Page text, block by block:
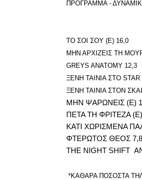
ΠΡΟΓΡΑΜΜΑ -
ΤΟ ΣΟΙ ΣΟΥ (Ε) 16,0
ΜΗΝ ΑΡΧΙΖΕΙΣ ΤΗ
GREYS ANATOMY 12,3
ΞΕΝΗ ΤΑΙΝΙΑ ΣΤΟ STAR
ΞΕΝΗ ΤΑΙΝΙΑ ΣΤΟΝ
ΜΗΝ ΨΑΡΩΝΕΙΣ (Ε)
ΠΕΤΑ ΤΗ ΦΡΙΤΕΖΑ (Ε)
ΚΑΤΙ ΧΩΡΙΣΜΕΝΑ
ΦΤΕΡΩΤΟΣ ΘΕΟΣ 7,8
THE NIGHT SHIFT
*ΚΑΘΑΡΑ ΠΟΣΟΣΤΑ